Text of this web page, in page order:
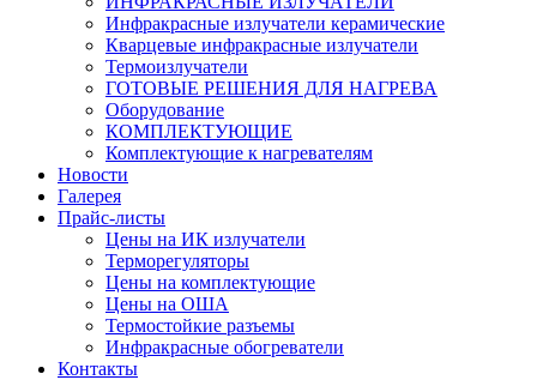
Инфракрасные излучатели керамические
Кварцевые инфракрасные излучатели
Термоизлучатели
ГОТОВЫЕ РЕШЕНИЯ ДЛЯ НАГРЕВА
Оборудование
КОМПЛЕКТУЮЩИЕ
Комплектующие к нагревателям
Новости
Галерея
Прайс-листы
Цены на ИК излучатели
Терморегуляторы
Цены на комплектующие
Цены на ОША
Термостойкие разъемы
Инфракрасные обогреватели
Контакты